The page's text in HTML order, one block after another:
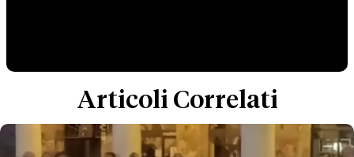
Articoli Correlati